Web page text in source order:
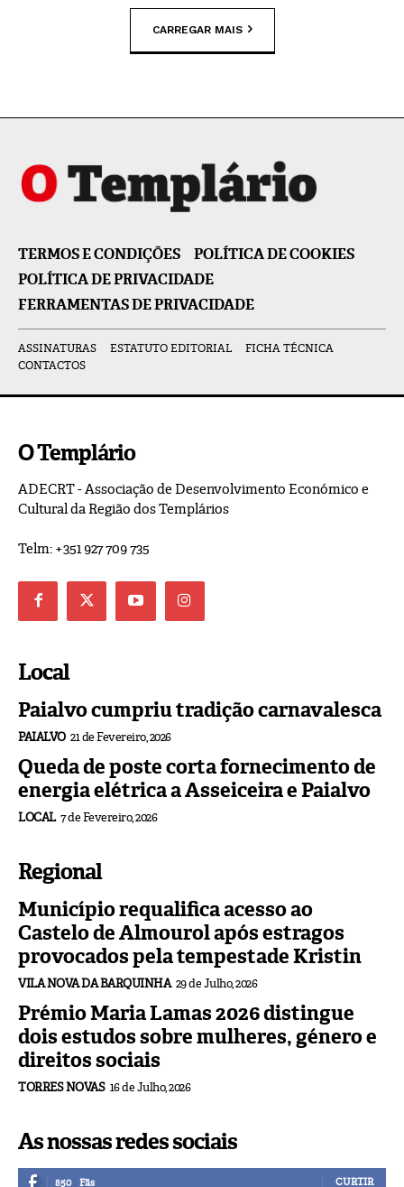
CARREGAR MAIS
TERMOS E CONDIÇÕES
POLÍTICA DE COOKIES
POLÍTICA DE PRIVACIDADE
FERRAMENTAS DE PRIVACIDADE
ASSINATURAS ESTATUTO EDITORIAL
FICHA TÉCNICA
CONTACTOS
O Templário
ADECRT - Associação de Desenvolvimento Económico e
Cultural da Região dos Templários
Telm: +351 927 709 735
Local
Paialvo cumpriu tradição carnavalesca
PAIALVO 21 de Fevereiro, 2026
Queda de poste corta fornecimento de
energia elétrica a Asseiceira e Paialvo
LOCAL 7 de Fevereiro, 2026
Regional
Município requalifica acesso ao
Castelo de Almourol após estragos
provocados pela tempestade Kristin
VILA NOVA DA BARQUINHA 29 de Julho, 2026
Prémio Maria Lamas 2026 distingue
dois estudos sobre mulheres, género e
direitos sociais
TORRES NOVAS 16 de Julho, 2026
As nossas redes sociais
850 Fãs CURTIR